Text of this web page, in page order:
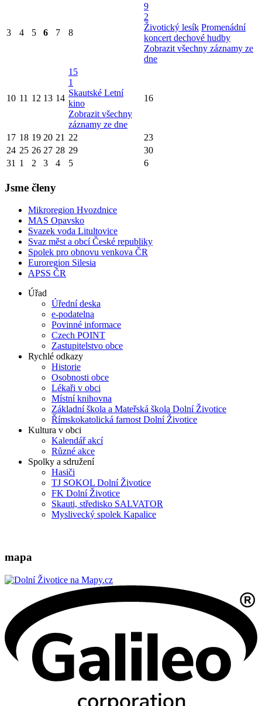
3 4 5 6 7 8
9
2
Životický lesík Promenádní
koncert dechové hudby
Zobrazit všechny záznamy ze
dne
10 11 12 13 14
15
1
Skautské Letní
kino
Zobrazit všechny
záznamy ze dne
16
17 18 19 20 21 22
23
24 25 26 27 28 29
30
31 1 2 3 4 5 6
Jsme členy
Mikroregion Hvozdnice
MAS Opavsko
Svazek voda Litultovice
Svaz měst a obcí České republiky
Spolek pro obnovu venkova ČR
Euroregion Silesia
APSS ČR
Úřad
Úřední deska
e-podatelna
Povinné informace
Czech POINT
Zastupitelstvo obce
Rychlé odkazy
Historie
Osobnosti obce
Lékaři v obci
Místní knihovna
Základní škola a Mateřská škola Dolní Životice
Římskokatolická farnost Dolní Životice
Kultura v obci
Kalendář akcí
Různé akce
Spolky a sdružení
Hasiči
TJ SOKOL Dolní Životice
FK Dolní Životice
Skauti, středisko SALVATOR
Myslivecký spolek Kapalice
mapa